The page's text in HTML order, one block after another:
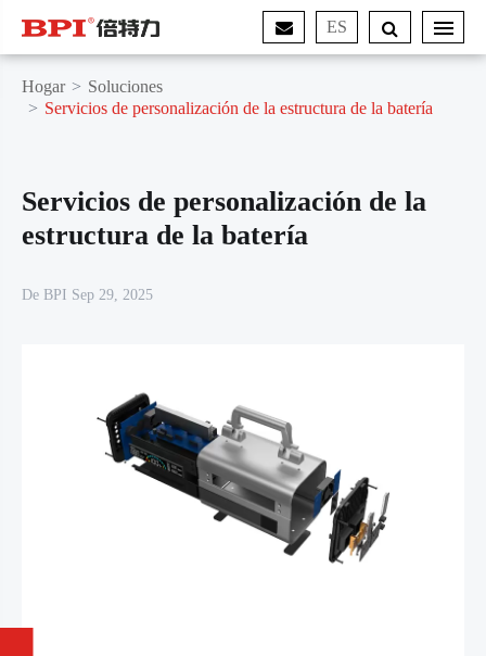
ES
Hogar
Soluciones
Servicios de personalización de la estructura de la batería
Servicios de personalización de la
estructura de la batería
De BPI Sep 29, 2025